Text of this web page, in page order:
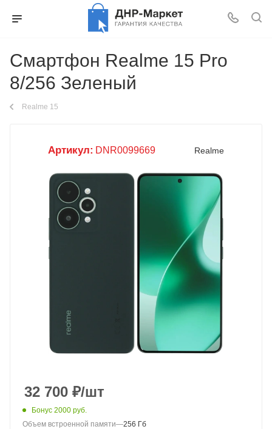
Смартфон Realme 15 Pro
8/256 Зеленый
Realme 15
Артикул: DNR0099669 Realme
32 700 ₽/шт
Бонус 2000 руб.
Объем встроенной памяти—256 Гб